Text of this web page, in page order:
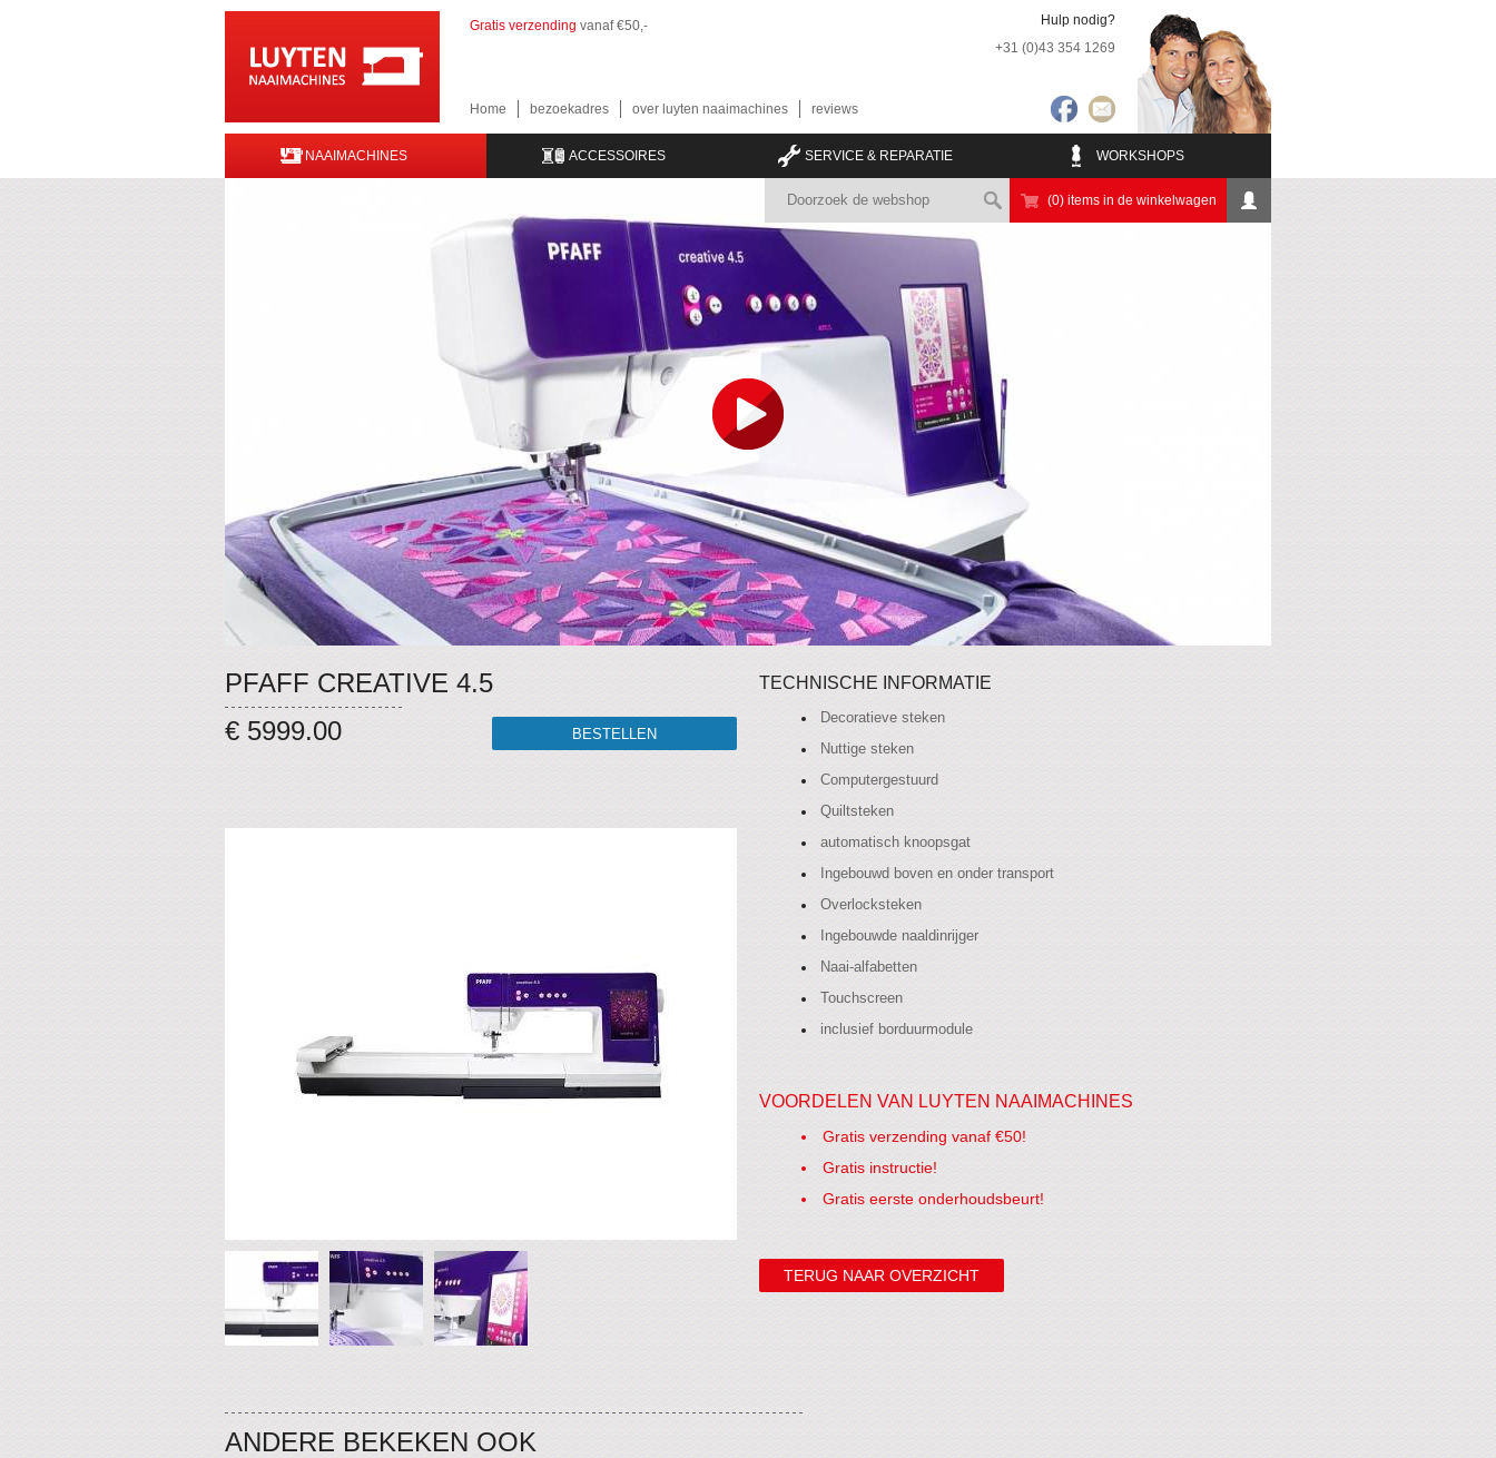
Gratis verzending vanaf €50,-
Home bezoekadres over luyten naaimachines reviews
Hulp nodig?
+31 (0)43 354 1269
NAAIMACHINES ACCESSOIRES SERVICE & REPARATIE WORKSHOPS
(0) items in de winkelwagen
PFAFF CREATIVE 4.5
€ 5999.00
TECHNISCHE INFORMATIE
Decoratieve steken
Nuttige steken
Computergestuurd
Quiltsteken
automatisch knoopsgat
Ingebouwd boven en onder transport
Overlocksteken
Ingebouwde naaldinrijger
Naai-alfabetten
Touchscreen
inclusief borduurmodule
VOORDELEN VAN LUYTEN NAAIMACHINES
Gratis verzending vanaf €50!
Gratis instructie!
Gratis eerste onderhoudsbeurt!
TERUG NAAR OVERZICHT
ANDERE BEKEKEN OOK